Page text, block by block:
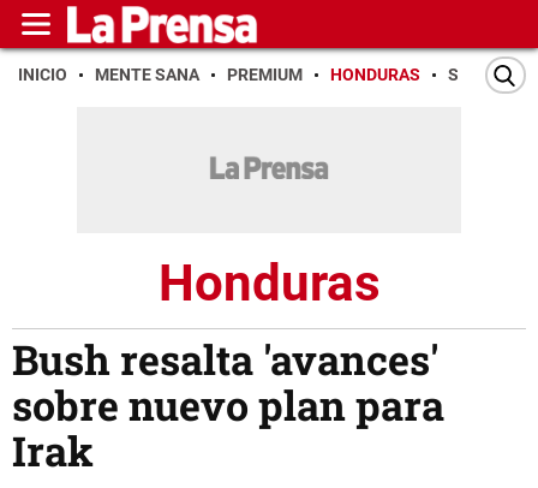
INICIO MENTE SANA PREMIUM HONDURAS SAN PEDRO
Honduras
Bush resalta 'avances'
sobre nuevo plan para
Irak